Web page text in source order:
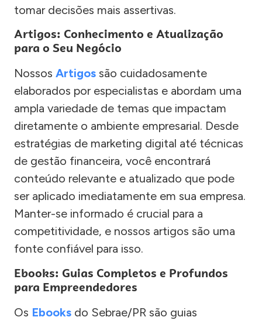
tomar decisões mais assertivas.
Artigos: Conhecimento e Atualização
para o Seu Negócio
Nossos Artigos são cuidadosamente
elaborados por especialistas e abordam uma
ampla variedade de temas que impactam
diretamente o ambiente empresarial. Desde
estratégias de marketing digital até técnicas
de gestão financeira, você encontrará
conteúdo relevante e atualizado que pode
ser aplicado imediatamente em sua empresa.
Manter-se informado é crucial para a
competitividade, e nossos artigos são uma
fonte confiável para isso.
Ebooks: Guias Completos e Profundos
para Empreendedores
Os Ebooks do Sebrae/PR são guias